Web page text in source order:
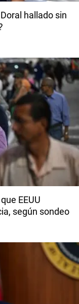
hallado sin
EEUU
según sondeo